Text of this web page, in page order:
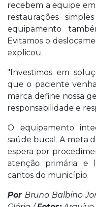
recebem a equipe em
restaurações
equipamento
Evitamos o
explicou.
"Investimos em
que o paciente
marca define nossa
responsabilidade e
O equipamento
saúde bucal. A meta
espera por
atenção primária e
cantos do município.
Por Bruno Balbino